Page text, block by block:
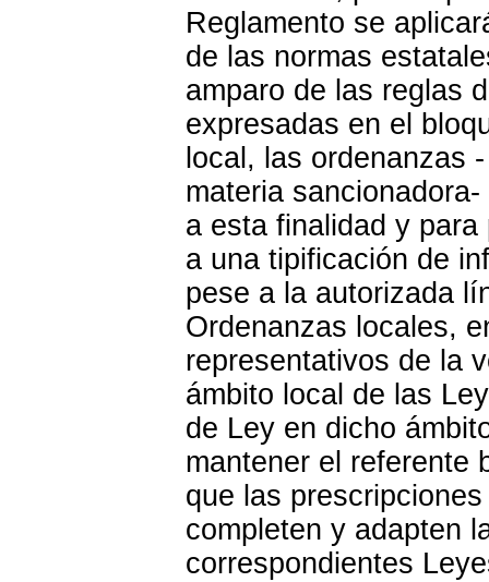
Reglamento se
de las normas
amparo de las reglas
expresadas en el
local, las ordenanzas
materia
a esta finalidad y
a una tipificación de
pese a la autorizada
Ordenanzas locales,
representativos de la
ámbito local de las
de Ley en dicho
mantener el referente
que las
completen y adapten
correspondientes